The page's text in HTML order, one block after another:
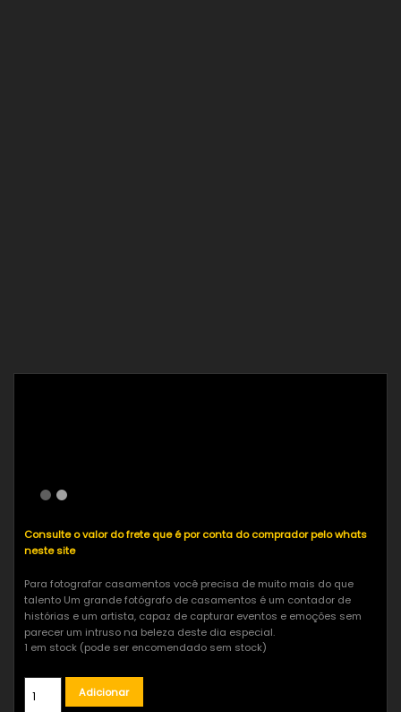
Consulte o valor do frete que é por conta do comprador pelo whats
neste site
Para fotografar casamentos você precisa de muito mais do que
talento Um grande fotógrafo de casamentos é um contador de
histórias e um artista, capaz de capturar eventos e emoções sem
parecer um intruso na beleza deste dia especial.
1 em stock (pode ser encomendado sem stock)
Adicionar